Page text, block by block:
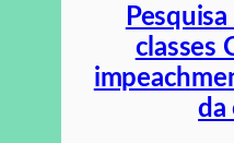
classes
da